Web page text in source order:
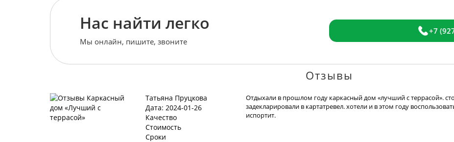
Нас найти легко
Мы онлайн, пишите, звоните
+7
Отзывы
Татьяна Пруцкова
Дата: 2024-01-26
Качество
Стоимость
Сроки
Отдыхали в прошлом году каркасный дом «лучший с террасой».
задекларировали в картатревел. хотели и в этом году
испортит.